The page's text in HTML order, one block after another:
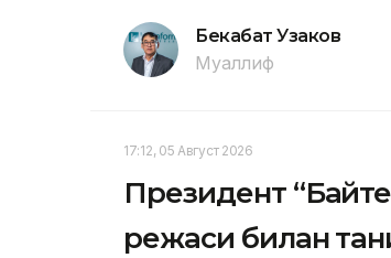
Бекабат Узаков
Муаллиф
17:12, 05 Август 2026
Президент
режаси билан